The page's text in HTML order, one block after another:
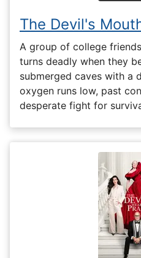
The Devil's
A group of college
turns deadly when they
submerged caves with a
oxygen runs low, past
desperate fight for